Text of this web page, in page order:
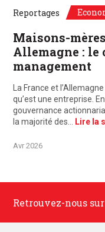
Reportages
Maisons-
Allemagne : le
management
La France et
qu’est une entreprise.
gouvernance
la majorité des…
Lire la
Avr 2026
Retrouvez-nous sur